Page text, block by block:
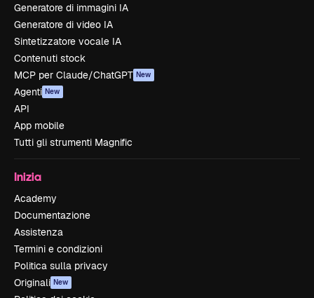
Generatore di immagini IA
Generatore di video IA
Sintetizzatore vocale IA
Contenuti stock
MCP per Claude/ChatGPT New
Agenti New
API
App mobile
Tutti gli strumenti Magnific
Inizia
Academy
Documentazione
Assistenza
Termini e condizioni
Politica sulla privacy
Originali New